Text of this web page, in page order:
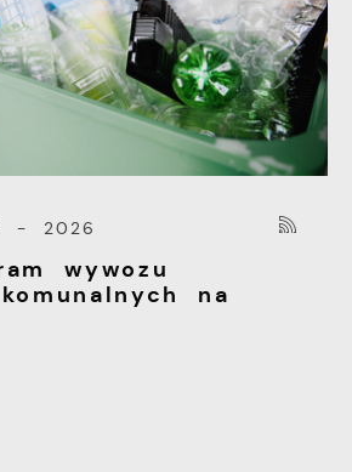
- 2026
wywozu
na